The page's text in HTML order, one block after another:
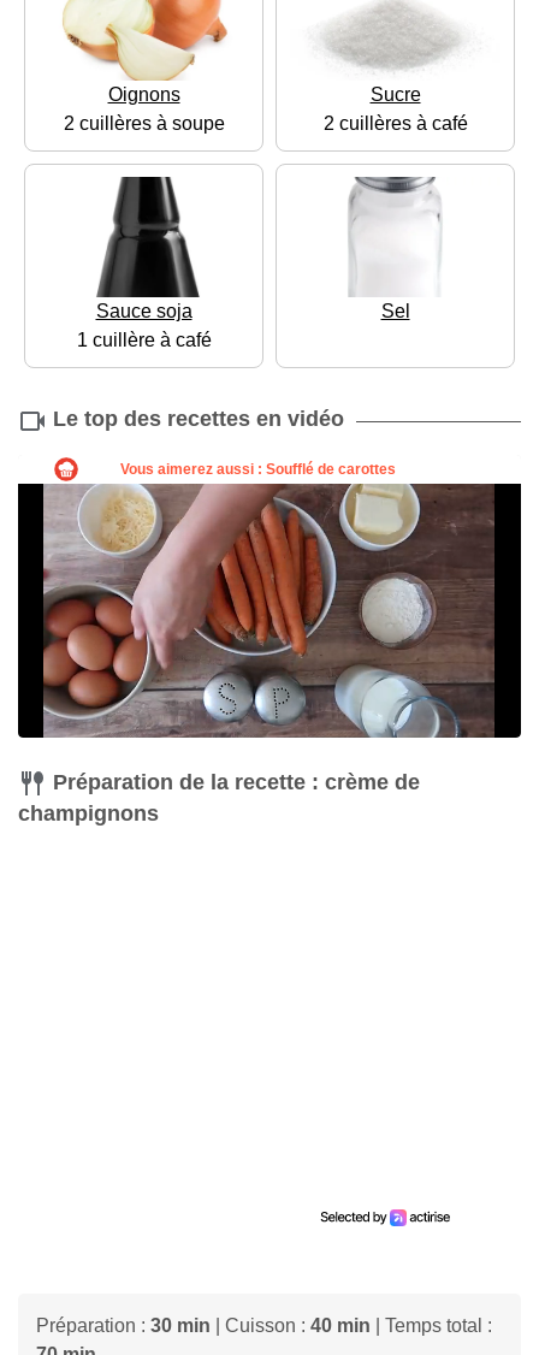
Oignons
2 cuillères à soupe
Sucre
2 cuillères à café
Sauce soja
1 cuillère à café
Sel
Le top des recettes en vidéo
Préparation de la recette : crème de
champignons
Préparation : 30 min | Cuisson : 40 min | Temps total :